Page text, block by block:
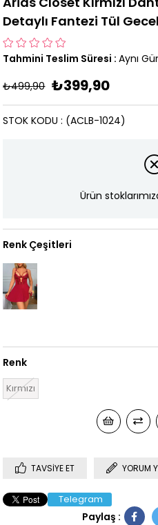
Detaylı Fantezi Tül
Tahmini Teslim Süresi : Aynı
₺499,90 ₺399,90
(ACLB-1024)
STOK KODU
Ürün
Renk Çeşitleri
Renk
Kırmızı
TAVSIYE ET YORUM
Telegram
Paylaş :